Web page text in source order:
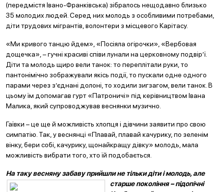
(передмістя Івано-Франківська) зібралось нещодавно близько
35 молодих людей. Серед них молодь з особливими потребами,
діти трудових мігрантів, волонтери з місцевого Карітасу.
«Ми кривого танцю йдем», «Посіяла огірочки», «Вербовая
дощечка», – гучні красиві співи лунали на церковному подвір’ї.
Діти та молодь щиро вели танок: то переплітали руки, то
пантонімічно зображували якісь події, то пускали одне одного
парами через з’єднані долоні, то ходили зигзагом, вели танок. В
цьому їм допомагав гурт «Патроничі» під керівництвом Івана
Малика, який супроводжував веснянки музично.
Гаївки – це ще й можливість хлопця і дівчини заявити про свою
симпатію. Так, у веснянці «Плавай, плавай качурику, по зеленім
вінку, бери собі, качурику, щонайкращу дівку» молодь, мала
можливість вибрати того, хто їй подобається.
На таку весняну забаву прийшли не тільки діти і молодь, але
старше покоління – підопічні